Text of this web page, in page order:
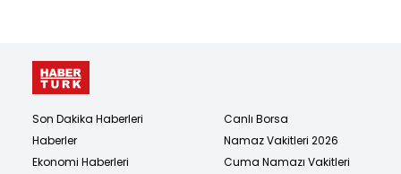
Son Dakika Haberleri
Haberler
Ekonomi Haberleri
Canlı Borsa
Namaz Vakitleri 2026
Cuma Namazı Vakitleri